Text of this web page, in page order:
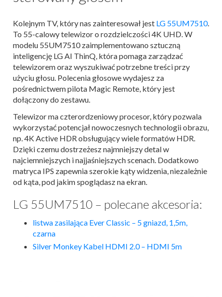
Kolejnym TV, który nas zainteresował jest LG 55UM7510.
To 55-calowy telewizor o rozdzielczości 4K UHD. W
modelu 55UM7510 zaimplementowano sztuczną
inteligencję LG AI ThinQ, która pomaga zarządzać
telewizorem oraz wyszukiwać potrzebne treści przy
użyciu głosu. Polecenia głosowe wydajesz za
pośrednictwem pilota Magic Remote, który jest
dołączony do zestawu.
Telewizor ma czterordzeniowy procesor, który pozwala
wykorzystać potencjał nowoczesnych technologii obrazu,
np. 4K Active HDR obsługujący wiele formatów HDR.
Dzięki czemu dostrzeżesz najmniejszy detal w
najciemniejszych i najjaśniejszych scenach. Dodatkowo
matryca IPS zapewnia szerokie kąty widzenia, niezależnie
od kąta, pod jakim spoglądasz na ekran.
LG 55UM7510 – polecane akcesoria:
listwa zasilająca Ever Classic – 5 gniazd, 1,5m,
czarna
Silver Monkey Kabel HDMI 2.0 – HDMI 5m